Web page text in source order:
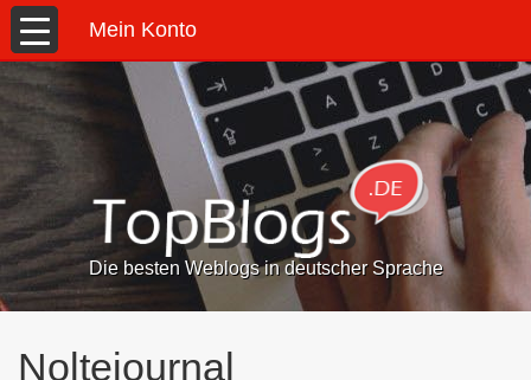
Mein Konto
Die besten Weblogs in deutscher Sprache
Noltejournal